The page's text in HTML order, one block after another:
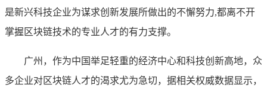
是新兴科技企业为谋求创新发展所做出的不懈努力,都离不开
掌握区块链技术的专业人才的有力支撑。
广州，作为中国举足轻重的经济中心和科技创新高地，众
多企业对区块链人才的渴求尤为急切，据相关权威数据显示，